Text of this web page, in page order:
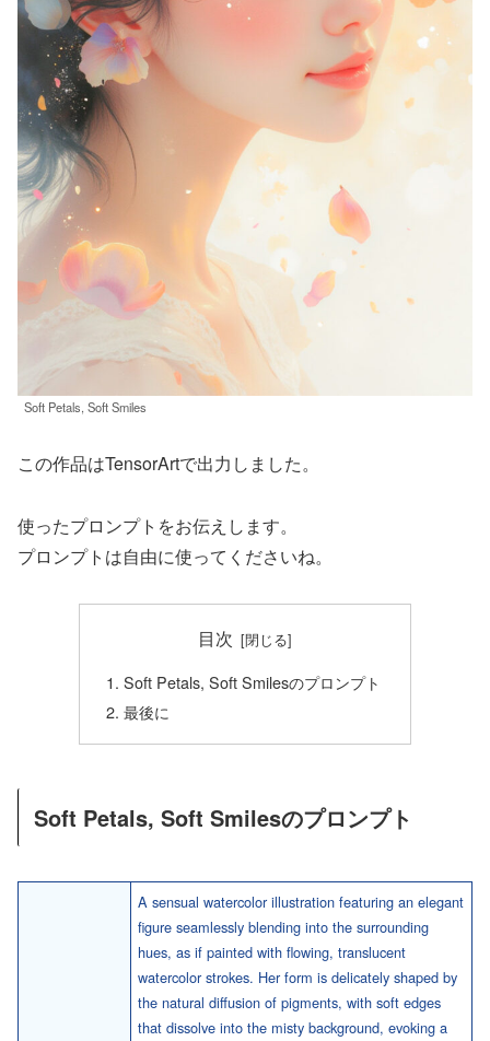
Soft Petals, Soft Smiles
この作品はTensorArtで出力しました。
使ったプロンプトをお伝えします。
プロンプトは自由に使ってくださいね。
目次
Soft Petals, Soft Smilesのプロンプト
最後に
Soft Petals, Soft Smilesのプロンプト
A sensual watercolor illustration featuring an elegant
figure seamlessly blending into the surrounding
hues, as if painted with flowing, translucent
watercolor strokes. Her form is delicately shaped by
the natural diffusion of pigments, with soft edges
that dissolve into the misty background, evoking a